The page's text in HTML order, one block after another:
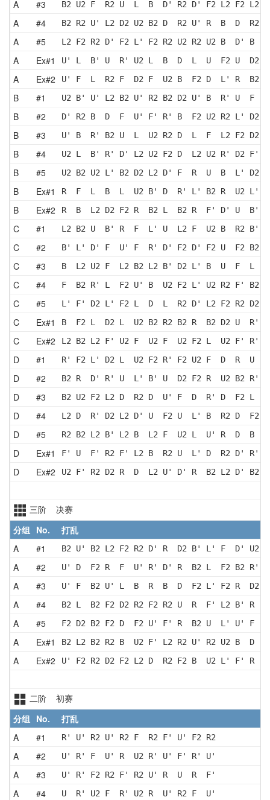
A #3 B2 U2 F  R2 U  L  B  D' R2 D' F2 L2 F2 L2
A #4 B2 R2 U' L2 D2 U2 B2 D  R2 U' R  B  D
A #5 L2 F2 R2 D' F2 L' F2 R2 U2 R2 U2 B  D' B
A Ex#1 U' L  B' U  R' U2 L  B  D  L  U  F2 U  D2
A Ex#2 U' F  L  R2 F  D2 F  U2 B  F2 D  L' R  B2
B #1 U2 B' U' L2 B2 U' R2 B2 D2 U' B  R' U  F
B #2 D' R2 B  D  F  U' F' R' B  F2 U2 R2 L' D2
B #3 U' B  R' B2 U  L  U2 R2 D  L  F  L2 F2 D2
B #4 U2 L  B' R' D' L2 U2 F2 D  L2 U2 R' D2 F'
B #5 U2 B2 U2 L' B2 D2 L2 D' F  R  U  B  L' D2
B Ex#1 R  F  L  B  L  U2 B' D  R' L' B2 R  U2 L'
B Ex#2 R  B  L2 D2 F2 R  B2 L  B2 R  F' D' U
C #1 L2 B2 U  B' R  F  L' U  L2 F  U2 B  R2 B'
C #2 B' L' D' F  U' F  R' D' F2 D' F2 U  F2 B2
C #3 B  L2 U2 F  L2 B2 L2 B' D2 L' B  U  F  L
C #4 F  B2 R' L  F2 U' B  U2 F2 L' U2 R2 F' B2
C #5 L' F' D2 L' F2 L  D  L  R2 D' L2 F2 R2 D2
C Ex#1 B  F2 L  D2 L  U2 B2 R2 B2 R  B2 D2 U  R'
C Ex#2 L2 B2 L2 F' U2 F  U2 F  U2 F2 L  U2 F' R'
D #1 R' F2 L' D2 L  U2 F2 R' F2 U2 F  D  R  U  L
D #2 B2 R  D' R' U  L' B' U  D2 F2 R  U2 B2 R'
D #3 B2 U2 F2 L2 D  R2 D  U' F  D  R' D  F2 L
D #4 L2 D  R' D2 L2 D' U  F2 U  L' B  R2 D  F2
D #5 R2 B2 L2 B' L2 B  L2 F  U2 L  U' R  D  B
D Ex#1 F' U  F' R2 F' L2 B  R2 U  L' D  R2 D' R'
D Ex#2 U2 F' R2 D2 R  D  L2 U' D' R  B2 L2 D' B2
三阶 决赛
分组 No.
打乱
A
#1 B2 U' B2 L2 F2 R2 D' R  D2 B' L' F  D'
A #2 U' D  F2 R  F  U' R' D' R  B2 L  F2 B2 R'
A #3 U' F  B2 U' L  B  R  B  D  F2 L' F2 R  D2
A #4 B2 L  B2 F2 D2 R2 F2 R2 U  R  F' L2 B' R
A #5 F2 D2 B2 F2 D  F2 U' F' R  B2 U  L' U' F
A Ex#1 B2 L2 B2 R2 B  U2 F' L2 R2 U' R2 U2 B  D
A Ex#2 U' F2 R2 D2 F2 L2 D  R2 F2 B  U2 L' F' R
二阶 初赛
分组 No.
打乱
A
#1 R' U' R2 U' R2 F  R2 F' U' F2 R2
A #2 U' R' F  U' R  U2 R' U' F' R' U'
A #3 U' R' F2 R2 F' R2 U' R  U  R  F'
A #4 U  R' U2 F  R' U2 R  U' R2 F  U'